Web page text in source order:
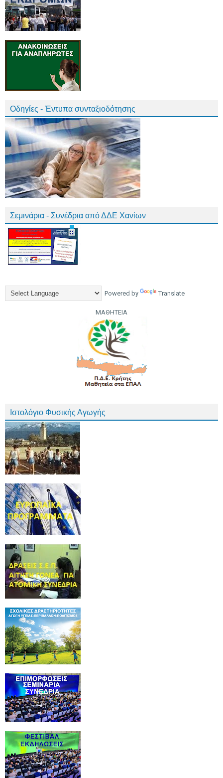
Οδηγίες - Έντυπα συνταξιοδότησης
Σεμινάρια - Συνέδρια από ΔΔΕ Χανίων
Powered by Translate
ΜΑΘΗΤΕΙΑ
Ιστολόγιο Φυσικής Αγωγής